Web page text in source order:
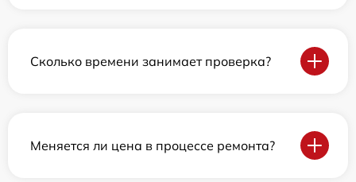
Сколько времени занимает проверка?
Меняется ли цена в процессе ремонта?